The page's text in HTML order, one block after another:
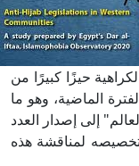
حيزًا كبيرًا من
الماضية، وهو ما
إلى إصدار العدد
لمناقشة هذه